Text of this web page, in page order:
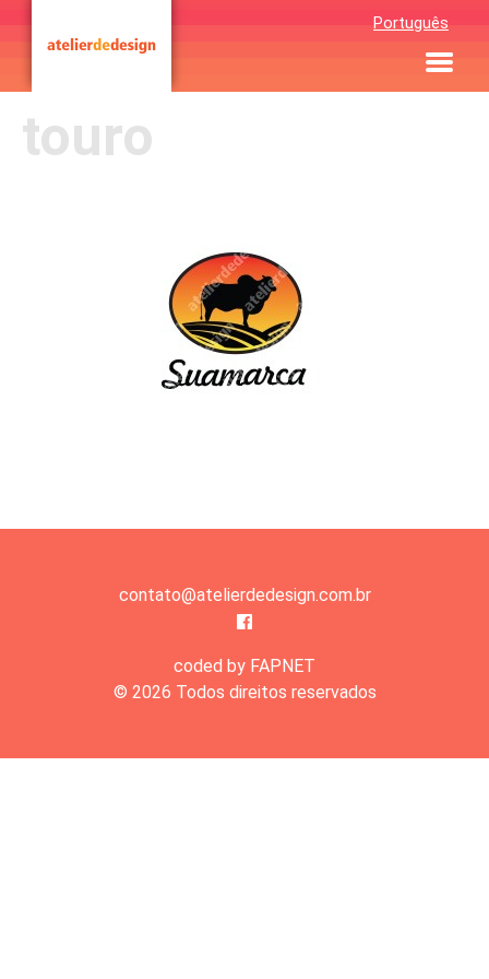
Português
touro
contato@atelierdedesign.com.br
coded by FAPNET
© 2026 Todos direitos reservados